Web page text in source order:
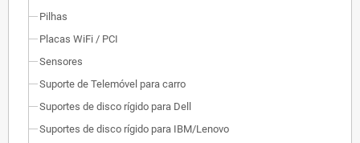
Pilhas
Placas WiFi / PCI
Sensores
Suporte de Telemóvel para carro
Suportes de disco rígido para Dell
Suportes de disco rígido para IBM/Lenovo